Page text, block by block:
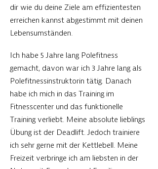
dir wie du deine Ziele am effizientesten
erreichen kannst abgestimmt mit deinen
Lebensumständen.
Ich habe 5 Jahre lang Polefitness
gemacht, davon war ich 3 Jahre lang als
Polefitnessinstruktorin tätig. Danach
habe ich mich in das Training im
Fitnesscenter und das funktionelle
Training verliebt. Meine absolute lieblings
Übung ist der Deadlift. Jedoch trainiere
ich sehr gerne mit der Kettlebell. Meine
Freizeit verbringe ich am liebsten in der